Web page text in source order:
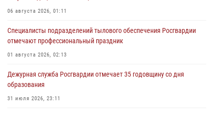
06 августа 2026, 01:11
Специалисты подразделений тылового обеспечения Росгвардии
отмечают профессиональный праздник
01 августа 2026, 02:13
Дежурная служба Росгвардии отмечает 35 годовщину со дня
образования
31 июля 2026, 23:11